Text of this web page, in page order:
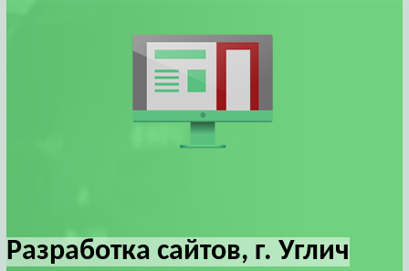
Разработка сайтов, г. Углич